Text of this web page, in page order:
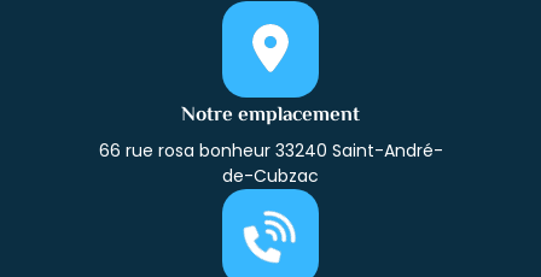
Notre emplacement
66 rue rosa bonheur 33240 Saint-André-
de-Cubzac